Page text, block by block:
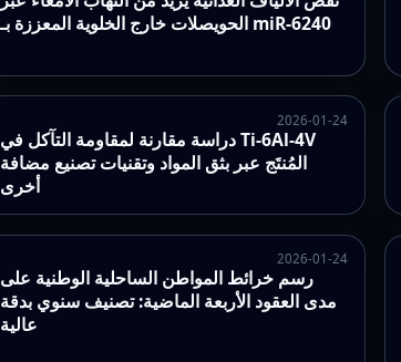
الحويصلات خارج الخلوية المعززة بـ miR-6240
2026-01-24
دراسة مقارنة لمقاومة التآكل في Ti-6Al-4V
المُنتَج عبر بثق المواد وتقنيات تصنيع مضافة
أخرى
2026-01-24
رسم خرائط المواطن الساحلية الوطنية على
مدى العقود الأربعة الماضية: تصنيف سنوي بدقة
عالية